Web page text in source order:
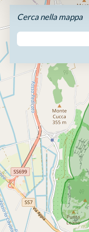
Cerca nella mappa